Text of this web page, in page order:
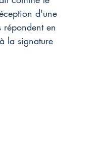
d'une
répondent en
la signature